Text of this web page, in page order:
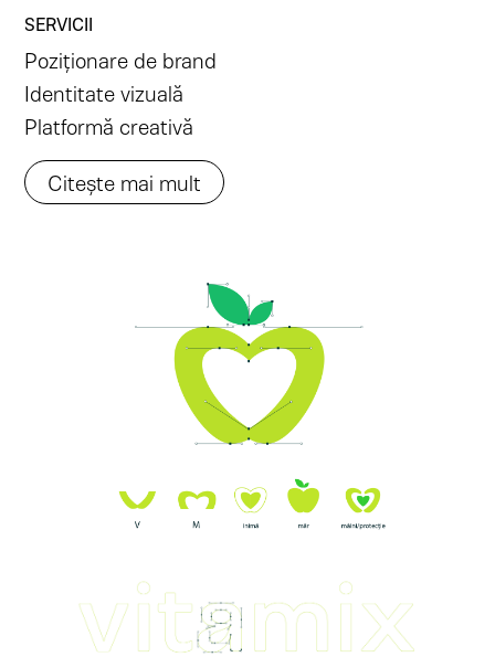
SERVICII
Poziționare de brand
Identitate vizuală
Platformă creativă
Citește mai mult